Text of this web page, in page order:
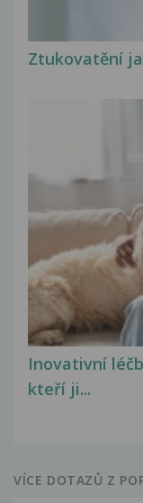
Ztukovatění
Inovativní
kteří ji...
VÍCE DOTAZŮ Z